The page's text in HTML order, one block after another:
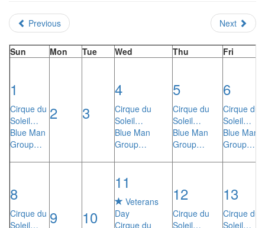
Previous Next
Sun Mon Tue Wed Thu Fri
1
Cirque du
Soleil…
Blue Man
Group…
2 3
4
Cirque du
Soleil…
Blue Man
Group…
5
Cirque du
Soleil…
Blue Man
Group…
6
Cirque du
Soleil…
Blue Man
Group…
8
Cirque du
Soleil…
9 10
11
Veterans
Day
Cirque du
12
Cirque du
Soleil…
13
Cirque du
Soleil…